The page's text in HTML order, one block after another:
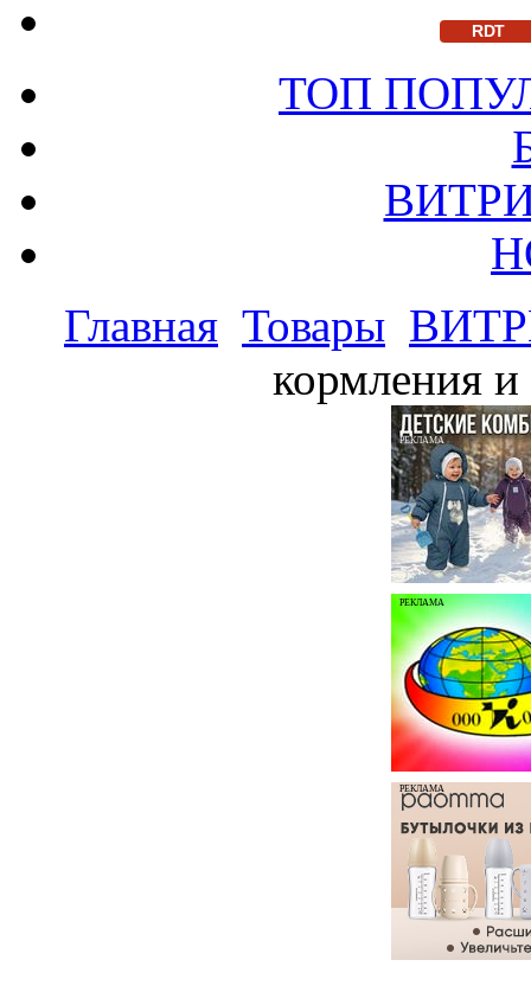
RDT
ТОП
Главная Товары
кормления и
РЕКЛАМА
РЕКЛАМА
РЕКЛАМА